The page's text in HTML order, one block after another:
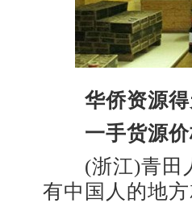
华侨资源
一手货源
(浙江)青田人
有中国人的地